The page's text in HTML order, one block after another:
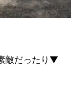
敵だったり▼